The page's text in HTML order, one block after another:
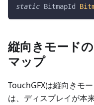
static BitmapId
縦向きモード
マップ
TouchGFXは縦向きモ
は、ディスプレイが本